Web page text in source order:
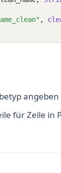
,
angeben
für Zeile